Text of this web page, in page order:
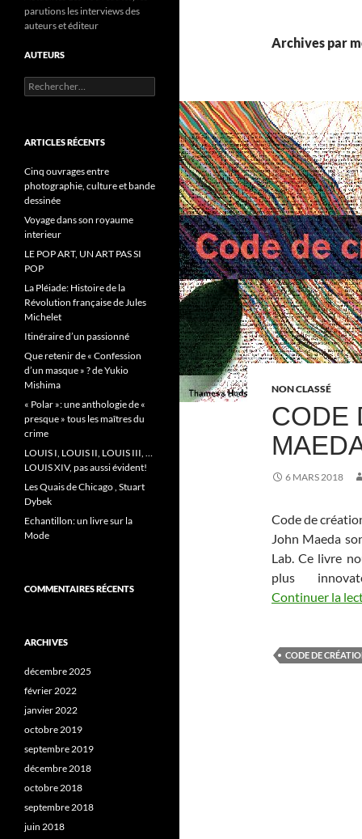
Archives par
NON CLASSÉ
CODE
6 MARS 2018
Code de
John Maeda
Lab. Ce livre
plus
Continuer la
CODE DE
parutions les interviews des
auteurs et éditeur
AUTEURS
R
e
e
c
h
e
r
ARTICLES RÉCENTS
Cinq ouvrages entre
photographie, culture et bande
dessinée
Voyage dans son royaume
interieur
LE POP ART, UN ART PAS SI
POP
La Pléiade: Histoire de la
Révolution française de Jules
Michelet
Itinéraire d’un passionné
Que retenir de « Confession
d’un masque » ? de Yukio
Mishima
« Polar »: une anthologie de «
presque » tous les maîtres du
crime
LOUIS I, LOUIS II, LOUIS III, …
LOUIS XIV, pas aussi évident!
Les Quais de Chicago , Stuart
Dybek
Echantillon: un livre sur la
Mode
COMMENTAIRES RÉCENTS
ARCHIVES
décembre 2025
février 2022
janvier 2022
octobre 2019
septembre 2019
décembre 2018
octobre 2018
septembre 2018
juin 2018